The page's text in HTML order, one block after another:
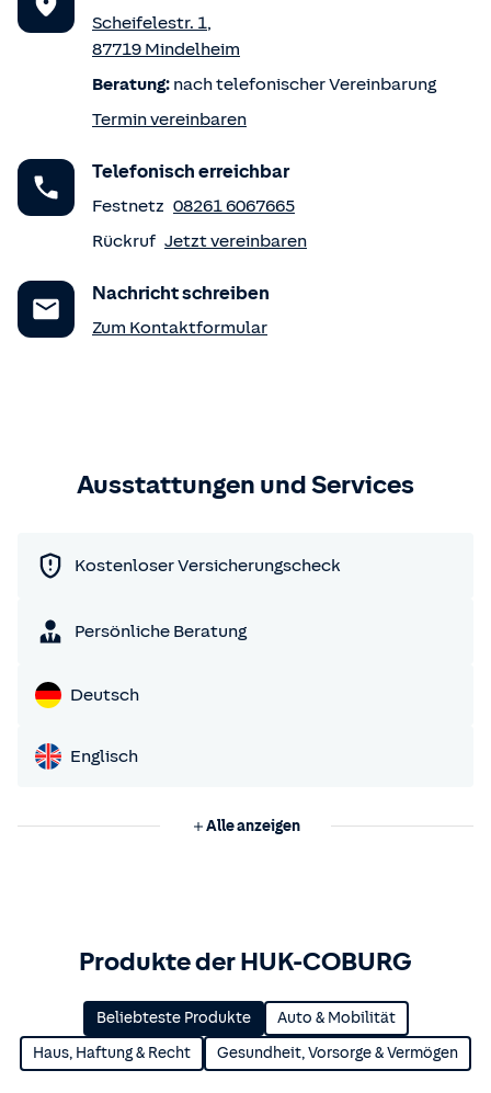
Scheifelestr. 1,
87719 Mindelheim
Beratung: nach telefonischer Vereinbarung
Termin vereinbaren
Telefonisch erreichbar
Festnetz 08261 6067665
Rückruf Jetzt vereinbaren
Nachricht schreiben
Zum Kontaktformular
Ausstattungen und Services
Kostenloser Versicherungscheck
Persönliche Beratung
Deutsch
Englisch
Alle anzeigen
Produkte der HUK-COBURG
Beliebteste Produkte Auto & Mobilität
Haus, Haftung & Recht Gesundheit, Vorsorge & Vermögen